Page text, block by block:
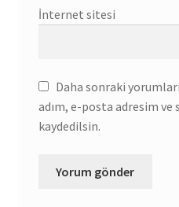
İnternet sitesi
Daha sonraki
adım, e-posta adresim ve
kaydedilsin.